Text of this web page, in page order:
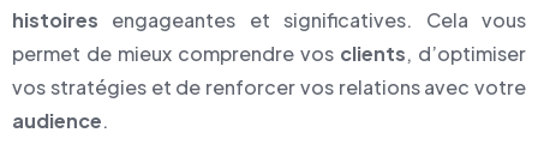
histoires engageantes et significatives. Cela vous
permet de mieux comprendre vos clients, d’optimiser
vos stratégies et de renforcer vos relations avec votre
audience.